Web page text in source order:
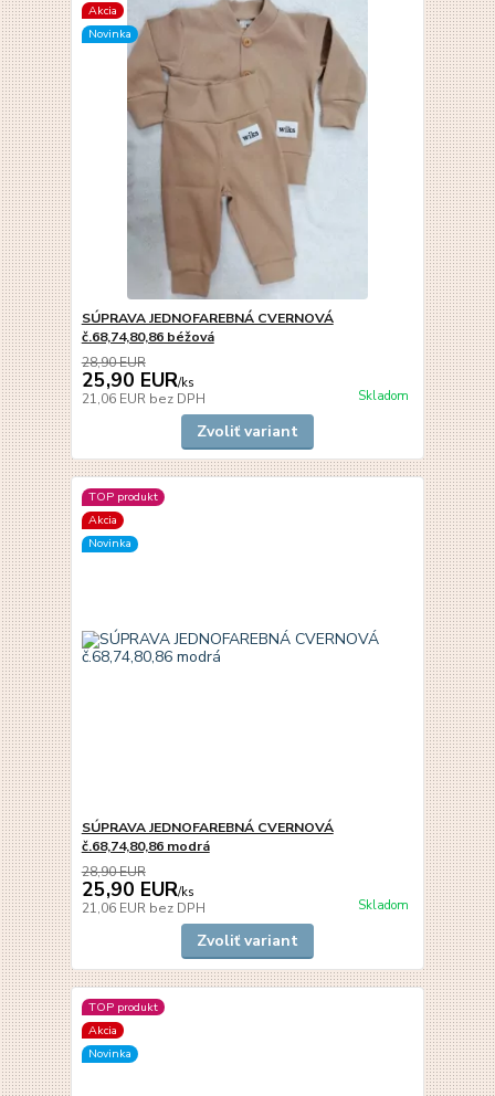
Akcia
Novinka
SÚPRAVA JEDNOFAREBNÁ CVERNOVÁ
č.68,74,80,86 béžová
28,90 EUR
25,90 EUR/ks
21,06 EUR bez DPH Skladom
Zvoliť variant
TOP produkt
Akcia
Novinka
SÚPRAVA JEDNOFAREBNÁ CVERNOVÁ
č.68,74,80,86 modrá
28,90 EUR
25,90 EUR/ks
21,06 EUR bez DPH Skladom
Zvoliť variant
TOP produkt
Akcia
Novinka